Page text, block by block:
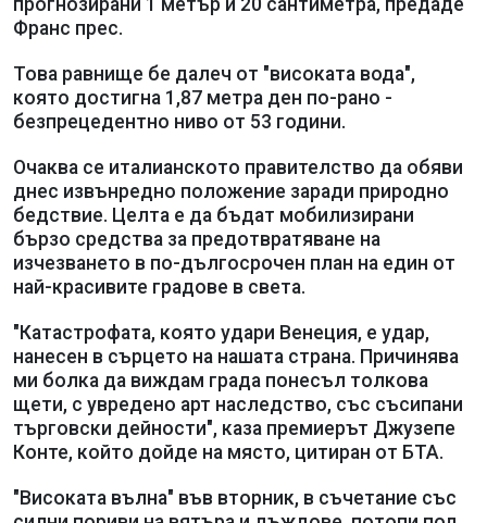
Франс прес.
Това равнище бе далеч от "високата вода",
която достигна 1,87 метра ден по-рано -
безпрецедентно ниво от 53 години.
Очаква се италианското правителство да обяви
днес извънредно положение заради природно
бедствие. Целта е да бъдат мобилизирани
бързо средства за предотвратяване на
изчезването в по-дългосрочен план на един от
най-красивите градове в света.
"Катастрофата, която удари Венеция, е удар,
нанесен в сърцето на нашата страна. Причинява
ми болка да виждам града понесъл толкова
щети, с увредено арт наследство, със съсипани
търговски дейности", каза премиерът Джузепе
Конте, който дойде на място, цитиран от БТА.
"Високата вълна" във вторник, в съчетание със